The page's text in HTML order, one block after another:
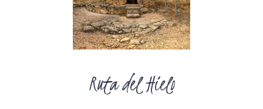
Ruta del Hielo